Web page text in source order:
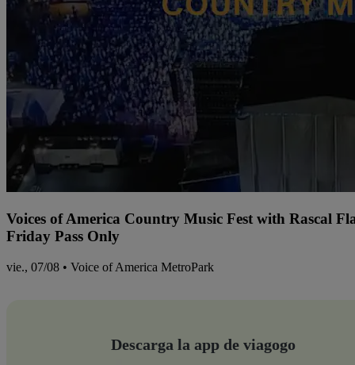
Voices of America Country Music Fest with Rascal
Friday Pass Only
vie., 07/08 • Voice of America MetroPark
Descarga la app de viagogo